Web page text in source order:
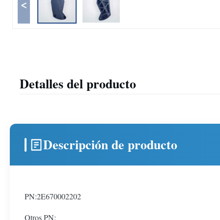
<
Detalles del producto
Descripción de producto
PN:2E670002202
Otros PN: